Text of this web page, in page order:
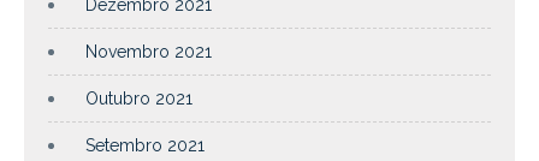
Dezembro 2021
Novembro 2021
Outubro 2021
Setembro 2021